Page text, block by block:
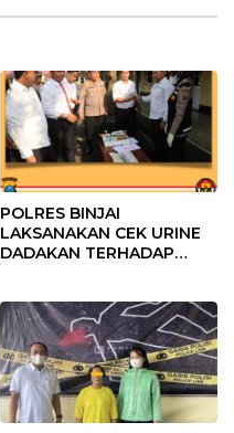
POLRES BINJAI
LAKSANAKAN CEK URINE
DADAKAN TERHADAP